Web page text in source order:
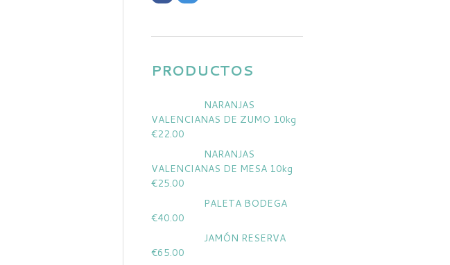
PRODUCTOS
NARANJAS
VALENCIANAS DE ZUMO 10kg
€22.00
NARANJAS
VALENCIANAS DE MESA 10kg
€25.00
PALETA BODEGA
€40.00
JAMÓN RESERVA
€65.00